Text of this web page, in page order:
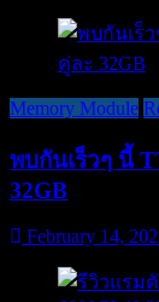
Memory Module
พบกันเร็วๆ นี้
32GB
February 14,